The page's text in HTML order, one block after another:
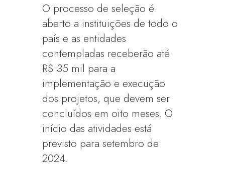
O processo de seleção é
aberto a instituições de todo o
país e as entidades
contempladas receberão até
R$ 35 mil para a
implementação e execução
dos projetos, que devem ser
concluídos em oito meses. O
início das atividades está
previsto para setembro de
2024.